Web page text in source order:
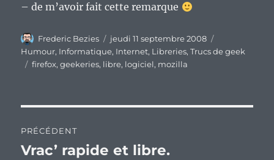
– de m’avoir fait cette remarque
Auteur
Frederic Bezies
Publié
le
jeudi 11 septembre 2008
Humour, Informatique, Internet, Libreries,Trucs de geek
Étiquettes
firefox,geekeries, libre, logiciel, mozilla
de
PRÉCÉDENT
Publication
Vrac’ rapide et libre.